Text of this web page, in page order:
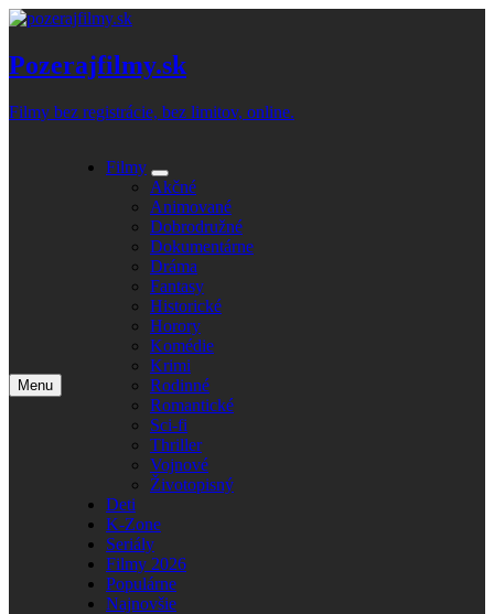
Skip
content
Pozerajfilmy.sk
Filmy bez registrácie, bez limitov, online.
Menu
Open
Filmy
Expand
submenu
Akčné
Animované
Dobrodružné
Dokumentárne
Dráma
Fantasy
Historické
Horory
Komédie
Krimi
Rodinné
Romantické
Sci-fi
Thriller
Vojnové
Životopisný
Deti
K-Zone
Seriály
Filmy 2026
Populárne
Najnovšie